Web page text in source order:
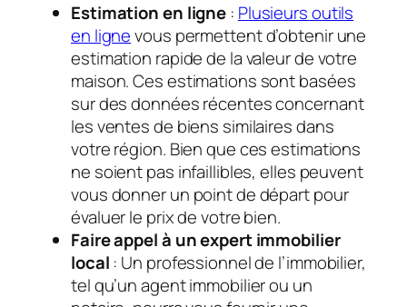
Estimation en ligne : Plusieurs outils
en lignevous permettent d’obtenir une
estimation rapide de la valeur de votre
maison. Ces estimations sont basées
sur des données récentes concernant
les ventes de biens similaires dans
votre région. Bien que ces estimations
ne soient pas infaillibles, elles peuvent
vous donner un point de départ pour
évaluer le prix de votre bien.
Faire appel à un expert immobilier
local : Un professionnel de l’immobilier,
tel qu’un agent immobilier ou un